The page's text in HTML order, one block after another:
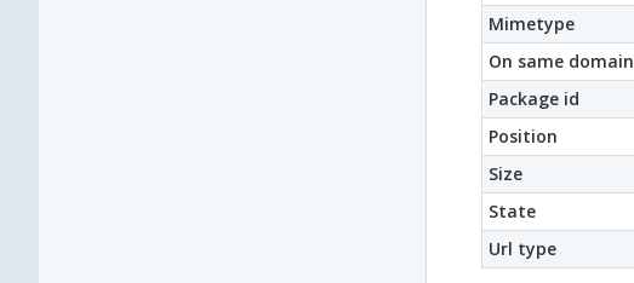
Mimetype
On same domain
Package id
Position
Size
State
Url type